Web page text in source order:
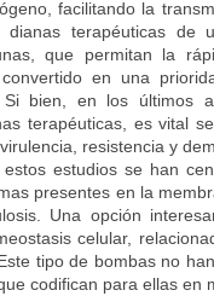
facilitando la
terapéuticas de
que permitan la
en una
Si bien, en los últimos
terapéuticas, es vital
resistencia y
estos estudios se han
presentes en la
Una opción
celular,
tipo de bombas no
codifican para ellas en